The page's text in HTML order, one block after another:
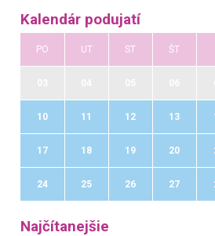
Kalendár podujatí
PO UT ST ŠT
10 11 12 13
17 18 19 20
24 25 26 27
Najčítanejšie